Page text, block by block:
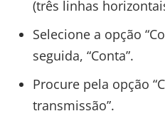
(três linhas
Selecione a opção
seguida, “Conta”.
Procure pela opção
transmissão”.